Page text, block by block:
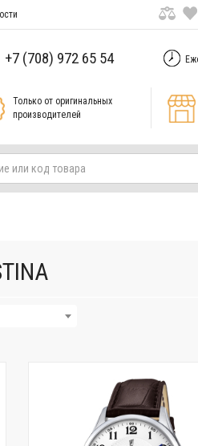
+7 (708) 972 65 54
Только от оригинальных
производителей